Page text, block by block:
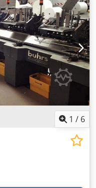
1 / 6